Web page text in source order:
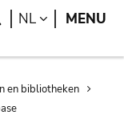
Search
NL LANGUAGE
MENU
en bibliotheken